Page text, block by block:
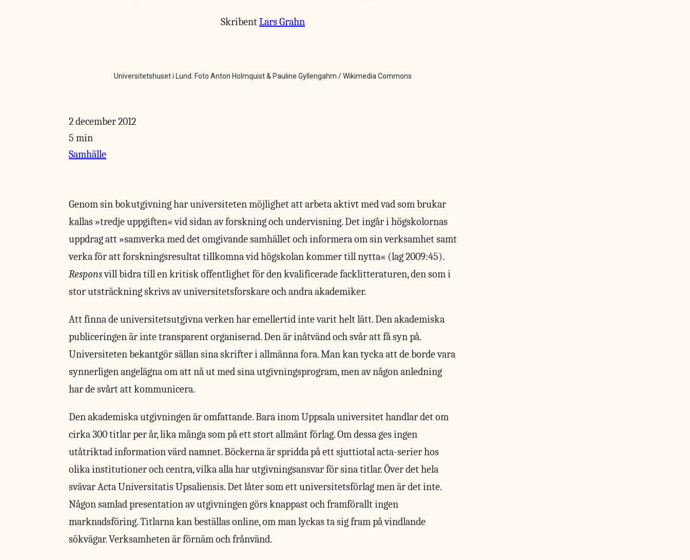
SkribentLars Grahn
Universitetshuset i Lund. Foto Anton Holmquist & Pauline Gyllengahm / Wikimedia Commons
2 december 2012
5 min
Samhälle
Genom sin bokutgivninghar universiteten möjlighet att arbeta aktivt med vad som brukar
kallas »tredje uppgiften« vid sidan av forskning och undervisning. Det ingår i högskolornas
uppdrag att »samverka med det omgivande samhället och informera om sin verksamhet samt
verka för att forskningsresultat tillkomna vid högskolan kommer till nytta« (lag 2009:45).
Responsvill bidra till en kritisk offentlighet för den kvalificerade facklitteraturen, den som i
stor utsträckning skrivs av universitetsforskare och andra akademiker.
Att finna de universitetsutgivna verken har emellertid inte varit helt lätt. Den akademiska
publiceringen är inte transparent organiserad. Den är inåtvänd och svår att få syn på.
Universiteten bekantgör sällan sina skrifter i allmänna fora. Man kan tycka att de borde vara
synnerligen angelägna om att nå ut med sina utgivningsprogram, men av någon anledning
har de svårt att kommunicera.
Den akademiska utgivningen är omfattande. Bara inom Uppsala universitet handlar det om
cirka 300 titlar per år, lika många som på ett stort allmänt förlag. Om dessa ges ingen
utåtriktad information värd namnet. Böckerna är spridda på ett sjuttiotal acta-serier hos
olika institutioner och centra, vilka alla har utgivningsansvar för sina titlar. Över det hela
svävar Acta Universitatis Upsaliensis. Det låter som ett universitetsförlag men är det inte.
Någon samlad presentation av utgivningen görs knappast och framförallt ingen
marknadsföring. Titlarna kan beställas online, om man lyckas ta sig fram på vindlande
sökvägar. Verksamheten är förnäm och frånvänd.